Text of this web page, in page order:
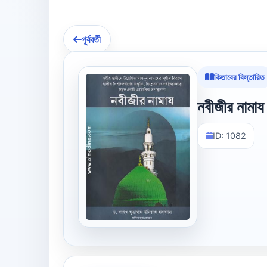
পূর্ববর্তী
কিতাবের বিস্তারিত
নবীজীর নামায
ID: 1082